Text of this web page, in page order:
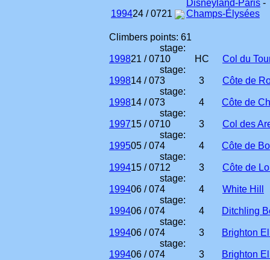
199424 / 0721
Disneyland-Paris -
Champs-Élysées
Climbers points: 61
199821 / 07
stage:
10
HC Col du
199814 / 07
stage:
3
3 Côte de
199814 / 07
stage:
3
4 Côte de
199715 / 07
stage:
10
3 Col des
199505 / 07
stage:
4
4 Côte de
199415 / 07
stage:
12
3 Côte de
199406 / 07
stage:
4
4 White Hill
199406 / 07
stage:
4
4 Ditchling
199406 / 07
stage:
4
3 Brighton
199406 / 07
stage:
4
3 Brighton